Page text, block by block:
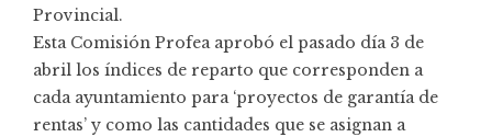
Provincial.
Esta Comisión Profea aprobó el pasado día 3 de
abril los índices de reparto que corresponden a
cada ayuntamiento para ‘proyectos de garantía de
rentas’ y como las cantidades que se asignan a